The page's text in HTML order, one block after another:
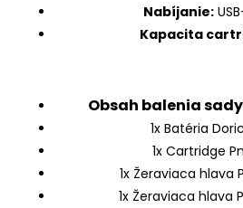
Nabíjanie:
Kapacita
Obsah balenia sady
1x Batéria
1x Cartridge
1x Žeraviaca hlava
1x Žeraviaca hlava